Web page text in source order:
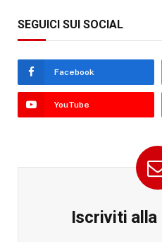
SEGUICI SUI SOCIAL
Facebook
YouTube
Iscriviti